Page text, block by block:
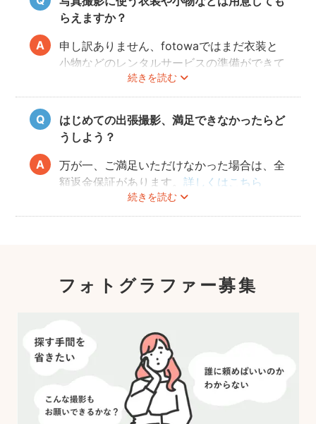
らえますか？
続きを読む
申し訳ありません、fotowaではまだ衣装と
小物などのレンタルサービスの準備ができて
おりませんので、お客様ご自身にご用意をお
願いしております。
はじめての出張撮影、満足できなかったらど
うしよう？
続きを読む
万が一、ご満足いただけなかった場合は、全
額返金保証があります。詳しくはこちら
フォトグラファー募集